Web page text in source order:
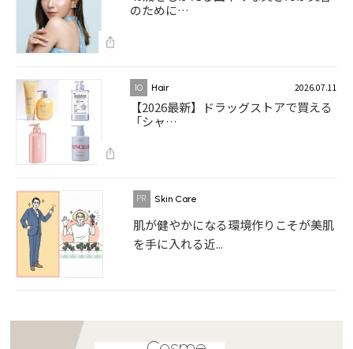
のために…
10 Hair 2026.07.11
【2026最新】ドラッグストアで買える
「シャ…
Skin Care
肌が健やかになる環境作りこそが美肌
を手に入れる近...